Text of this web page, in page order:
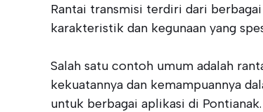
Rantai transmisi terdiri dari
karakteristik dan kegunaan yang
Salah satu contoh umum adalah
kekuatannya dan kemampuannya
untuk berbagai aplikasi di Pontianak.